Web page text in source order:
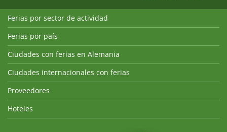
Ferias por sector de actividad
Ferias por país
Ciudades con ferias en Alemania
Ciudades internacionales con ferias
Proveedores
Hoteles